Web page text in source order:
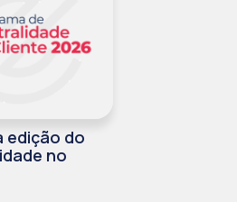
edição do
no